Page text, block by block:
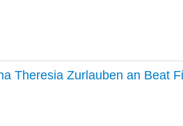
Theresia Zurlauben an Beat